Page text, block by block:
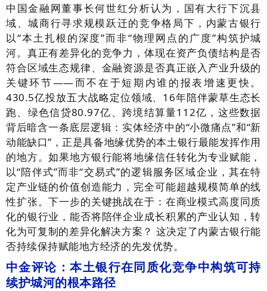
中国金融网董事长何世红分析认为，国有大行下沉县
域、城商行寻求规模跃迁的竞争格局下，内蒙古银行
以“本土扎根的深度”而非“物理网点的广度”构筑护城
河。真正有差异化的竞争力，体现在资产负债结构是否
符合区域生态规律、金融资源是否真正嵌入产业升级的
关键环节——而不在于短期内谁的报表增速更快。
430.5亿投放五大战略定位领域、16年陪伴蒙草生态长
跑、绿色信贷80.97亿、跨境结算量112亿，这些数据
背后暗含一条底层逻辑：实体经济中的“小微痛点”和“新
动能缺口”，正是具备地缘优势的本土银行最能发挥作用
的地方。如果地方银行能将地缘信任转化为专业赋能，
以“陪伴式”而非“交易式”的逻辑服务区域企业，其在特
定产业链的价值创造能力，完全可能超越规模简单的线
性扩张。下一步的关键挑战在于：在商业模式高度同质
化的银行业，能否将陪伴企业成长积累的产业认知，转
化为可复制的差异化解决方案？ 这决定了内蒙古银行能
否持续保持赋能地方经济的先发优势。
中金评论：本土银行在同质化竞争中构筑可持
续护城河的根本路径